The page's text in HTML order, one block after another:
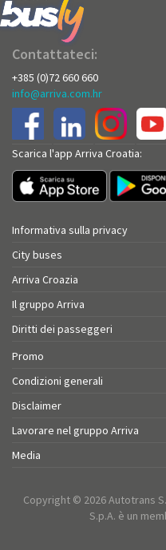
Contattateci:
+385 (0)72 660 660
info@arriva.com.hr
Scarica l'app Arriva Croatia:
Informativa sulla privacy
City buses
Arriva Croazia
Il gruppo Arriva
Diritti dei passeggeri
Promo
Condizioni generali
Disclaimer
Lavorare nel gruppo Arriva
Media
Copyright © 2026 Autotrans
S.p.A. è un